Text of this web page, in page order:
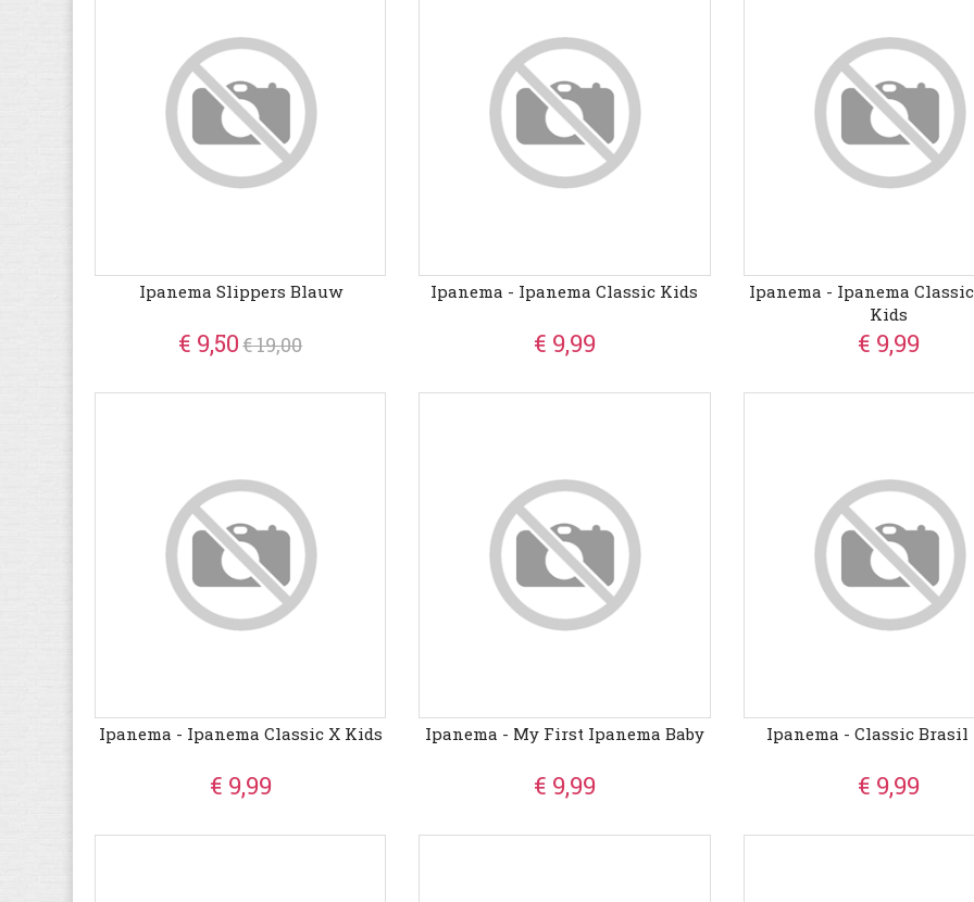
Ipanema Slippers Blauw
€ 9,50€ 19,00
Ipanema - Ipanema Classic Kids
€ 9,99
Ipanema - Ipanema
Kids
€ 9,99
Ipanema - Ipanema Classic X Kids
€ 9,99
Ipanema - My First Ipanema Baby
€ 9,99
Ipanema - Classic Brasil
€ 9,99